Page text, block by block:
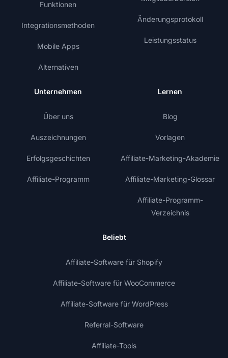
Funktionen
Integrationsmethoden
Mobile Apps
Alternativen
Änderungsprotokoll
Leistungsstatus
Unternehmen
Über uns
Auszeichnungen
Erfolgsgeschichten
Affiliate-Programm
Lernen
Blog
Vorlagen
Affiliate-Marketing-Akademie
Affiliate-Marketing-Glossar
Affiliate-Programm-
Verzeichnis
Beliebt
Affiliate-Software für Shopify
Affiliate-Software für WooCommerce
Affiliate-Software für WordPress
Referral-Software
Affiliate-Tools